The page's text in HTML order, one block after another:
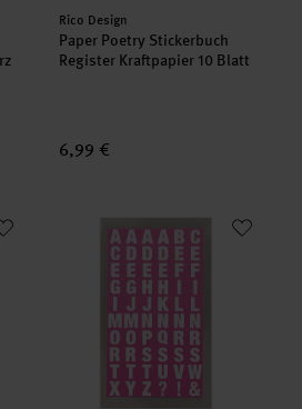
Hersteller:
Rico Design
Paper Poetry Stickerbuch
Register Kraftpapier 10 Blatt
6,99 €
Punkte weiß mit Alphabet 18mm 4
Paper Poetry Office Sticker